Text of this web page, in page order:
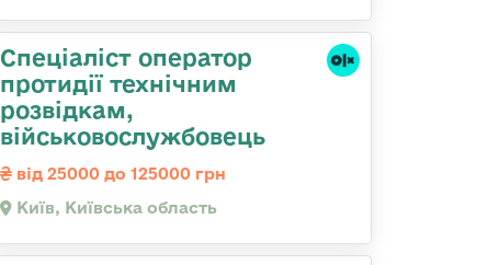
Спеціаліст оператор
протидії технічним
розвідкам,
військовослужбовець
від 25000 до 125000 грн
Київ, Київська область